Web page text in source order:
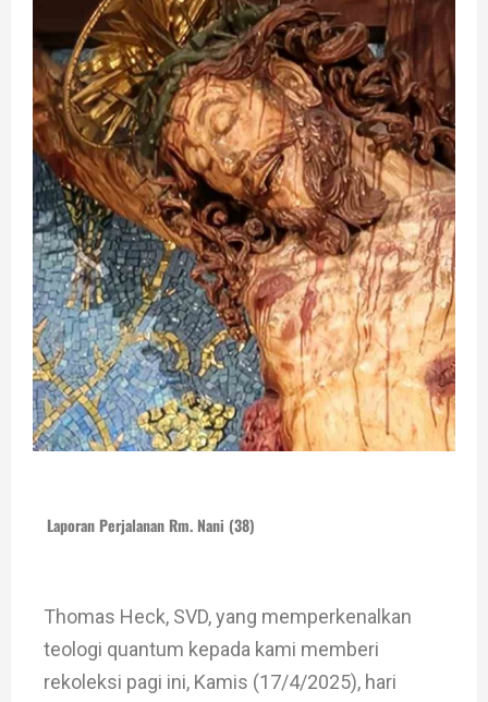
Laporan Perjalanan Rm. Nani (38)
Thomas Heck, SVD, yang memperkenalkan
teologi quantum kepada kami memberi
rekoleksi pagi ini, Kamis (17/4/2025), hari